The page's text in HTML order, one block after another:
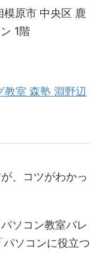
模原市 中央区 鹿
1階
室 森塾 淵野辺
、コツがわかっ
ソコン教室パレ
ソコンに役立つ